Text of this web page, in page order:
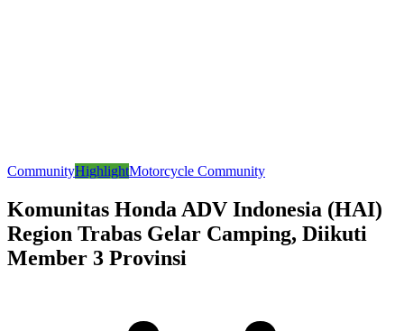
CommunityHighlightMotorcycle Community
Komunitas Honda ADV Indonesia (HAI)
Region Trabas Gelar Camping, Diikuti
Member 3 Provinsi